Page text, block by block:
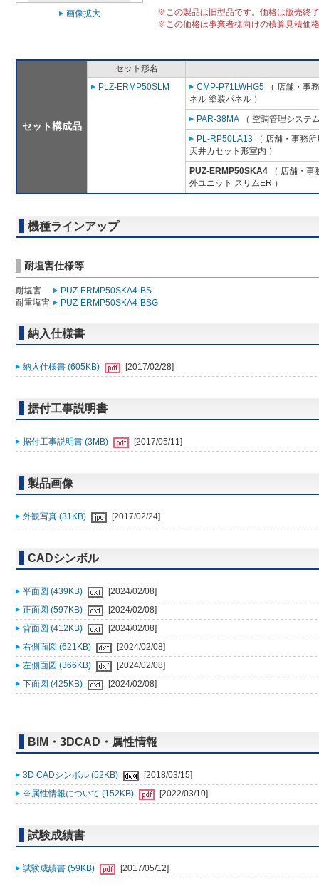
画像拡大
※この製品は旧型品です。価格は販売終
※この価格は事業者様向けの積算見積価
セット構成品
セット形名
PLZ-ERMP50SLM
CMP-P71LWHG5 （ 店舗・事
ネル 塗装パネル ）
PAR-38MA （ 空調管理システ
PL-RP50LA13 （ 店舗・事務
天井カセット形室内 ）
PUZ-ERMP50SKA4 （ 店舗・
外ユニット スリムER ）
機種ラインアップ
耐塩害仕様等
耐塩害
PUZ-ERMP50SKA4-BS
耐重塩害
PUZ-ERMP50SKA4-BSG
納入仕様書
納入仕様書 (605KB) [2017/02/28]
据付工事説明書
据付工事説明書 (3MB) [2017/05/11]
製品画像
外観写真 (31KB) [2017/02/24]
CADシンボル
平面図 (439KB)
[2024/02/08]
正面図 (597KB)
[2024/02/08]
背面図 (412KB)
[2024/02/08]
右側面図 (621KB)
[2024/02/08]
左側面図 (366KB)
[2024/02/08]
下面図 (425KB)
[2024/02/08]
BIM・3DCAD・属性情報
3D CADシンボル (52KB)
[2018/03/15]
※属性情報について (152KB)
[2022/03/10]
試験成績書
試験成績書 (59KB) [2017/05/12]